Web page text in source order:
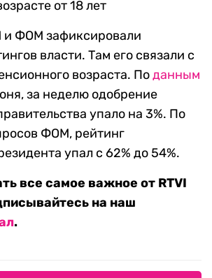
от 18 лет
ФОМ зафиксировали
власти. Там его связали с
возраста. Поданным
за неделю одобрение
упало на 3%. По
ФОМ, рейтинг
упал с 62% до 54%.
все самое важное от RTVI
на наш
.